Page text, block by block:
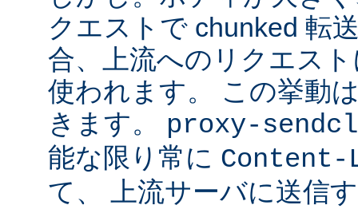
クエストで chunked 転
合、上流へのリクエス
使われます。 この挙動
きます。 proxy-sendcl
能な限り常に Content-
て、 上流サーバに送信